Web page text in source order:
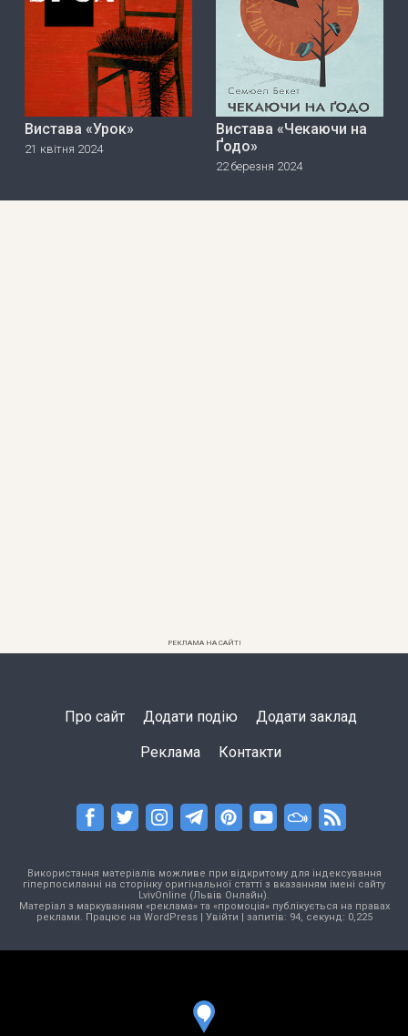
Вистава «Урок»
21 квітня 2024
Вистава «Чекаючи на
Ґодо»
22 березня 2024
РЕКЛАМА НА САЙТІ
Про сайт Додати подію Додати заклад
Реклама Контакти
Використання матеріалів можливе при відкритому для індексування
гіперпосиланні на сторінку оригінальної статті з вказанням імені сайту
LvivOnline (Львів Онлайн).
Матеріал з маркуванням «реклама» та «промоція» публікується на правах
реклами. Працює на WordPress| Увійти | запитів: 94, секунд: 0,225